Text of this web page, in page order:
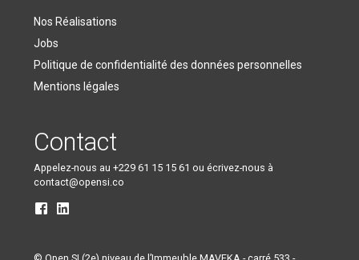
Nos Réalisations
Jobs
Politique de confidentialité des données personnelles
Mentions légales
Contact
Appelez-nous au +229 61 15 15 61 ou écrivez-nous à
contact@opensi.co